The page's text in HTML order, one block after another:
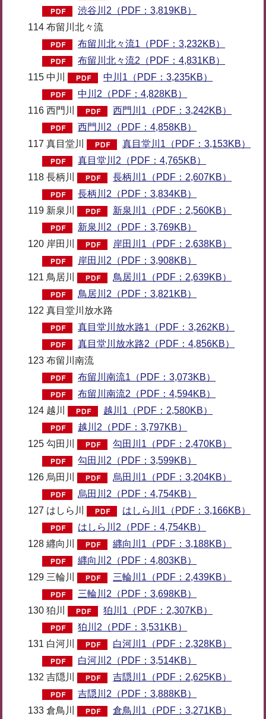
渋谷川2（PDF：3,819KB）
114 布留川北々流
布留川北々流1（PDF：3,232KB）
布留川北々流2（PDF：4,831KB）
115 中川
中川1（PDF：3,235KB）
中川2（PDF：4,828KB）
116 西門川
西門川1（PDF：3,242KB）
西門川2（PDF：4,858KB）
117 真目堂川
真目堂川1（PDF：3,153KB）
真目堂川2（PDF：4,765KB）
118 長柄川
長柄川1（PDF：2,607KB）
長柄川2（PDF：3,834KB）
119 新泉川
新泉川1（PDF：2,560KB）
新泉川2（PDF：3,769KB）
120 岸田川
岸田川1（PDF：2,638KB）
岸田川2（PDF：3,908KB）
121 鳥居川
鳥居川1（PDF：2,639KB）
鳥居川2（PDF：3,821KB）
122 真目堂川放水路
真目堂川放水路1（PDF：3,262KB）
真目堂川放水路2（PDF：4,856KB）
123 布留川南流
布留川南流1（PDF：3,073KB）
布留川南流2（PDF：4,594KB）
124 越川
越川1（PDF：2,580KB）
越川2（PDF：3,797KB）
125 勾田川
勾田川1（PDF：2,470KB）
勾田川2（PDF：3,599KB）
126 烏田川
烏田川1（PDF：3,204KB）
烏田川2（PDF：4,754KB）
127 はしら川
はしら川1（PDF：3,166KB）
はしら川2（PDF：4,754KB）
128 纒向川
纒向川1（PDF：3,188KB）
纒向川2（PDF：4,803KB）
129 三輪川
三輪川1（PDF：2,439KB）
三輪川2（PDF：3,698KB）
130 狛川
狛川1（PDF：2,307KB）
狛川2（PDF：3,531KB）
131 白河川
白河川1（PDF：2,328KB）
白河川2（PDF：3,514KB）
132 吉隠川
吉隠川1（PDF：2,625KB）
吉隠川2（PDF：3,888KB）
133 倉鳥川
倉鳥川1（PDF：3,271KB）